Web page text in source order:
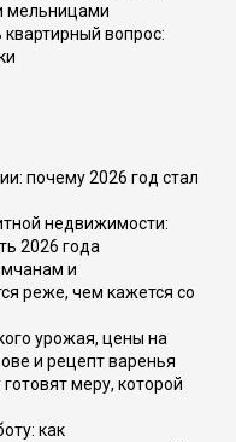
мельницами
вопрос:
почему 2026 год стал
недвижимости:
2026 года
и
реже, чем кажется со
урожая, цены на
и рецепт варенья
меру, которой
как